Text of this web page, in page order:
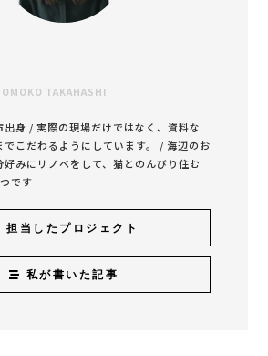
TAKAHASHI
出身 / 実際の現場だけではなく、資料な
でこだわるようにしています。 / 海辺のお
みにリノベをして、猫とのんびり住む
です
担当したプロジェクト
私が書いた記事